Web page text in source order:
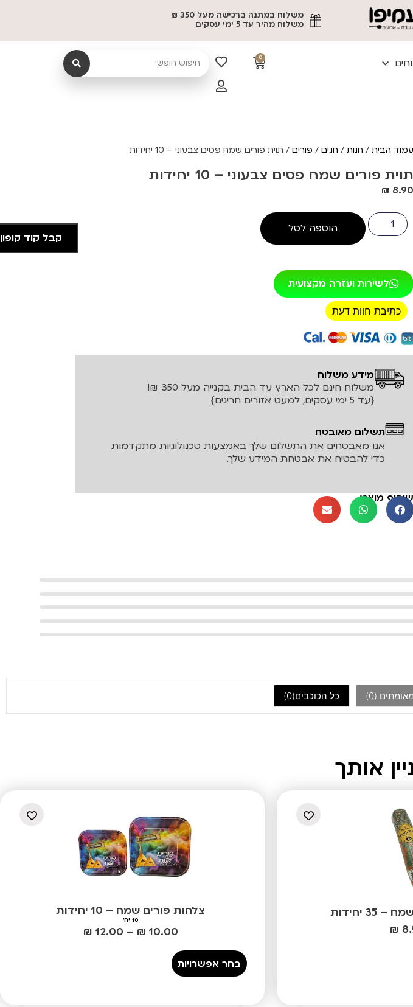
משלוח במתנה ברכישה מעל 350 ₪
משלוח מהיר עד 5 ימי עסקים
0
עמוד הבית/ חנות/ חגים/ פורים/ תוית פורים שמח פסים צבעוני – 10 יחידות
תוית פורים שמח פסים צבעוני – 10 יחידות
₪ 8.90
הוספה לסל
לשירות ועזרה מקצועית
כתיבת חוות דעת
רכישה מאובטחת!
מידע משלוח
משלוח חינם לכל הארץ עד הבית בקנייה מעל 350 ₪!
{עד 5 ימי עסקים, למעט אזורים חריגים}
תשלום מאובטח
אנו מאבטחים את התשלום שלך באמצעות טכנולוגיות מתקדמות
כדי להבטיח את אבטחת המידע שלך.
שיתוף מוצר:
מאומתים (0
) כל הכוכבים(0
)
אותך
יחידות
₪
צלחות פורים שמח – 10 יחידות
10 יח'
₪ 10.00
–
₪ 12.00
בחר אפשרויות
קבל קוד